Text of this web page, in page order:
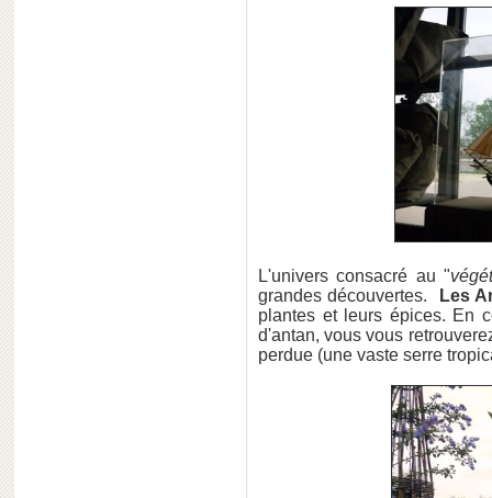
L'univers consacré au "
grandes découvertes.
Les
plantes et leurs épices. En
d'antan, vous vous
perdue (une vaste serre